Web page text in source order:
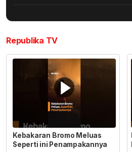
Republika TV
Kebakaran Bromo Meluas
Seperti ini Penampakannya